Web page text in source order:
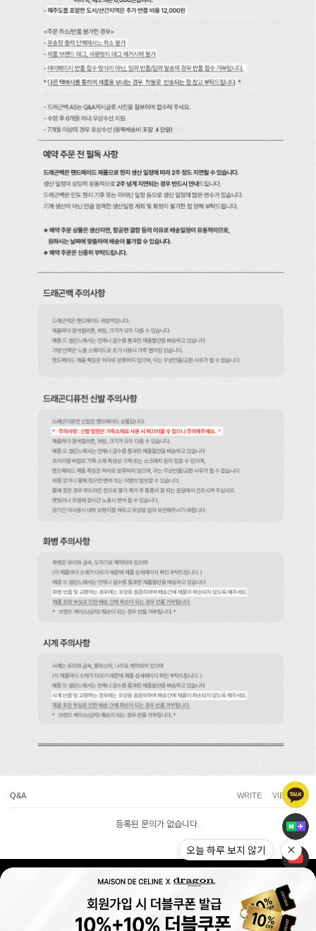
Q&A WRITE VIEW ALL
등록된 문의가 없습니다.
오늘 하루 보지 않기